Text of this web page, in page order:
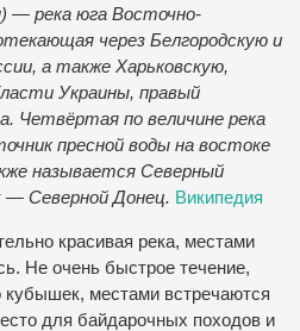
— река юга Восточно-
через Белгородскую и
а также Харьковскую,
Украины, правый
Четвёртая по величине река
пресной воды на востоке
называется Северный
— Северной Донец. Википедия
красивая река, местами
Не очень быстрое течение,
кубышек, местами встречаются
для байдарочных походов и